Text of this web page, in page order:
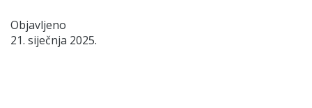
Objavljeno
21. siječnja 2025.